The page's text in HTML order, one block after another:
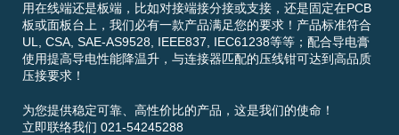
用在线端还是板端，比如对接端接分接或支接，还是固定在PCB
板或面板台上，我们必有一款产品满足您的要求！产品标准符合
UL, CSA, SAE-AS9528, IEEE837, IEC61238等等；配合导电膏
使用提高导电性能降温升，与连接器匹配的压线钳可达到高品质
压接要求！
为您提供稳定可靠、高性价比的产品，这是我们的使命！
立即联络我们 021-54245288